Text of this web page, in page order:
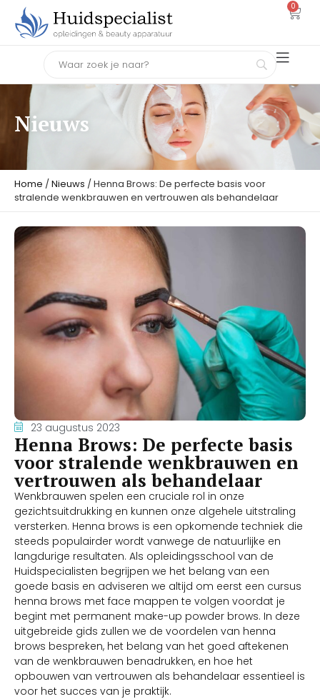
0
Nieuws
Home /Nieuws / Henna Brows: De perfecte basis voor
stralende wenkbrauwen en vertrouwen als behandelaar
Henna Brows: De perfecte basis
voor stralende wenkbrauwen en
vertrouwen als behandelaar
Wenkbrauwen spelen een cruciale rol in onze
gezichtsuitdrukking en kunnen onze algehele uitstraling
versterken. Henna brows is een opkomende techniek die
steeds populairder wordt vanwege de natuurlijke en
langdurige resultaten. Als opleidingsschool van de
Huidspecialisten begrijpen we het belang van een
goede basis en adviseren we altijd om eerst een cursus
henna brows met face mappen te volgen voordat je
begint met permanent make-up powder brows. In deze
uitgebreide gids zullen we de voordelen van henna
brows bespreken, het belang van het goed aftekenen
van de wenkbrauwen benadrukken, en hoe het
opbouwen van vertrouwen als behandelaar essentieel is
voor het succes van je praktijk.
23 augustus 2023